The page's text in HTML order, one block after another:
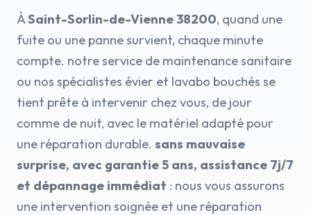
ÀSaint-Sorlin-de-Vienne 38200, quand une
fuite ou une panne survient, chaque minute
compte. notre service de maintenance sanitaire
ou nos spécialistes évier et lavabo bouchés se
tient prête à intervenir chez vous, de jour
comme de nuit, avec le matériel adapté pour
une réparation durable. sans mauvaise
surprise, avec garantie 5 ans, assistance 7j/7
et dépannage immédiat : nous vous assurons
une intervention soignée et une réparation